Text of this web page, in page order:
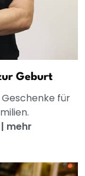
Geburt
für
| mehr